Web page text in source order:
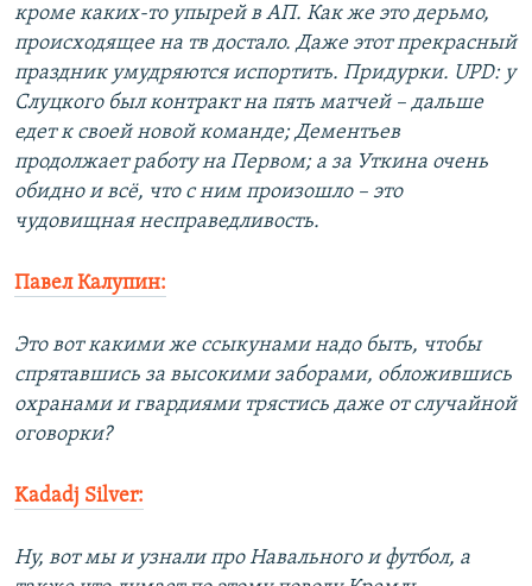
кроме каких-то упырей в АП. Как же это дерьмо,
происходящее на тв достало. Даже этот прекрасный
праздник умудряются испортить. Придурки. UPD: у
Слуцкого был контракт на пять матчей – дальше
едет к своей новой команде; Дементьев
продолжает работу на Первом; а за Уткина очень
обидно и всё, что с ним произошло – это
чудовищная несправедливость.
Павел Калупин:
Это вот какими же ссыкунами надо быть, чтобы
спрятавшись за высокими заборами, обложившись
охранами и гвардиями трястись даже от случайной
оговорки?
Kadadj Silver:
Ну, вот мы и узнали про Навального и футбол, а